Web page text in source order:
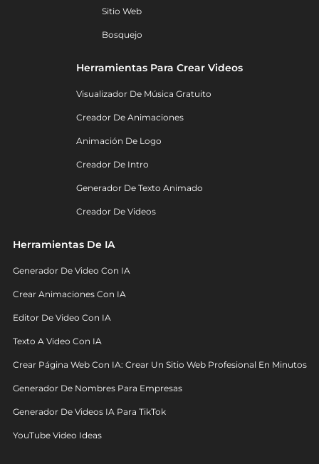
Sitio Web
Bosquejo
Herramientas Para Crear Videos
Visualizador De Música Gratuito
Creador De Animaciones
Animación De Logo
Creador De Intro
Generador De Texto Animado
Creador De Videos
Herramientas De IA
Generador De Video Con IA
Crear Animaciones Con IA
Editor De Video Con IA
Texto A Video Con IA
Crear Página Web Con IA: Crear Un Sitio Web Profesional En Minutos
Generador De Nombres Para Empresas
Generador De Videos IA Para TikTok
YouTube Video Ideas